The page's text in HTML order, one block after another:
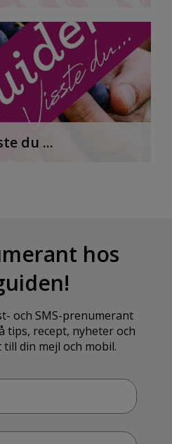
du ...
hos
och SMS-prenumerant
tips, recept, nyheter och
din mejl och mobil.